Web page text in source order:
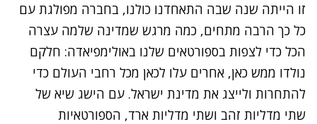
זו הייתה שנה שבה התאחדנו כולנו, בחברה מפולגת עם
כל כך הרבה מתחים, כמה מרגש שמדינה שלמה עצרה
הכל כדי לצפות בספורטאים שלנו באולימפיאדה: חלקם
נולדו ממש כאן, אחרים עלו לכאן מכל רחבי העולם כדי
להתחרות ולייצג את מדינת ישראל. עם הישג שיא של
שתי מדליות זהב ושתי מדליות ארד, הספורטאיות